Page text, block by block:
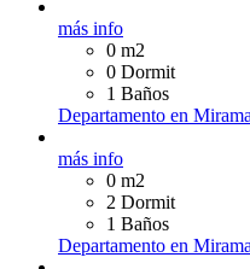
más info
0 m2
0 Dormit
1 Baños
Departamento en
más info
0 m2
2 Dormit
1 Baños
Departamento en